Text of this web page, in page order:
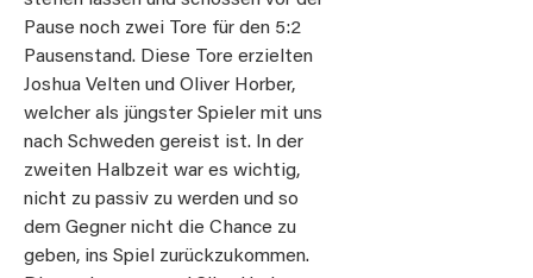
Pause noch zwei Tore für den 5:2
Pausenstand. Diese Tore erzielten
Joshua Velten und Oliver Horber,
welcher als jüngster Spieler mit uns
nach Schweden gereist ist. In der
zweiten Halbzeit war es wichtig,
nicht zu passiv zu werden und so
dem Gegner nicht die Chance zu
geben, ins Spiel zurückzukommen.